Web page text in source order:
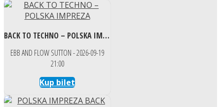
BACK TO TECHNO – POLSKA IMPREZA
EBB AND FLOW SUTTON - 2026-09-19
21:00
Kup bilet